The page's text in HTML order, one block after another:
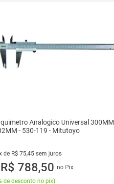
Analogico Universal 300MM
- 530-119 - Mitutoyo
de R$ 75,45 sem juros
vez de R$ 75,45 sem juros
R$ 788,50 no Pix
de desconto no pix)